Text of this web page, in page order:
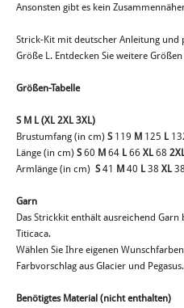
Ansonsten gibt es kein
Strick-Kit mit deutscher Anleitung und
Größe L. Entdecken Sie weitere
Größen-Tabelle
S M L (XL 2XL 3XL)
Brustumfang (in cm) S119 M 125 L
Länge (in cm) S60 M 64 L66 XL68
Armlänge (in cm) S41 M 40 L38 XL38
Garn
Das Strickkit enthält ausreichend
Titicaca.
Wählen Sie Ihre eigenen
Farbvorschlag aus Glacier und Pegasus.
Benötigtes Material (nicht enthalten)